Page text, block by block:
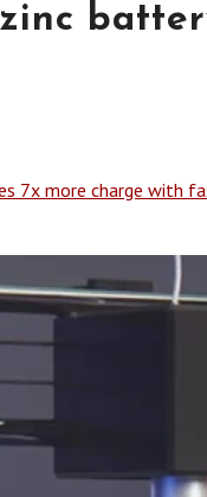
7x more charge with